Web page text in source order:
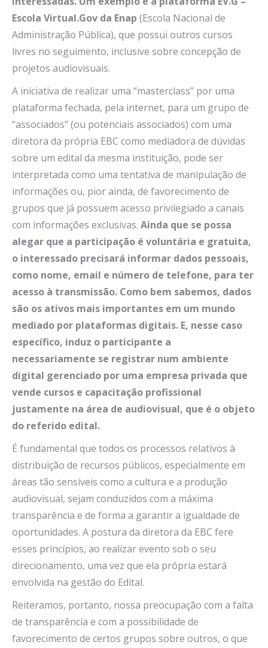
Escola Virtual.Gov da Enap (Escola Nacional de
Administração Pública), que possui outros cursos
livres no seguimento, inclusive sobre concepção de
projetos audiovisuais.
A iniciativa de realizar uma “masterclass” por uma
plataforma fechada, pela internet, para um grupo de
“associados” (ou potenciais associados) com uma
diretora da própria EBC como mediadora de dúvidas
sobre um edital da mesma instituição, pode ser
interpretada como uma tentativa de manipulação de
informações ou, pior ainda, de favorecimento de
grupos que já possuem acesso privilegiado a canais
com informações exclusivas. Ainda que se possa
alegar que a participação é voluntária e gratuita,
o interessado precisará informar dados pessoais,
como nome, email e número de telefone, para ter
acesso à transmissão. Como bem sabemos, dados
são os ativos mais importantes em um mundo
mediado por plataformas digitais. E, nesse caso
específico, induz o participante a
necessariamente se registrar num ambiente
digital gerenciado por uma empresa privada que
vende cursos e capacitação profissional
justamente na área de audiovisual, que é o objeto
do referido edital.
É fundamental que todos os processos relativos à
distribuição de recursos públicos, especialmente em
áreas tão sensíveis como a cultura e a produção
audiovisual, sejam conduzidos com a máxima
transparência e de forma a garantir a igualdade de
oportunidades. A postura da diretora da EBC fere
esses princípios, ao realizar evento sob o seu
direcionamento, uma vez que ela própria estará
envolvida na gestão do Edital.
Reiteramos, portanto, nossa preocupação com a falta
de transparência e com a possibilidade de
favorecimento de certos grupos sobre outros, o que